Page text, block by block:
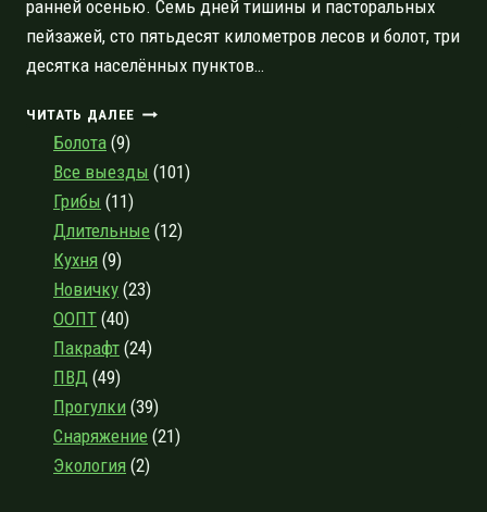
ранней осенью. Семь дней тишины и пасторальных
пейзажей, сто пятьдесят километров лесов и болот, три
десятка населённых пунктов…
ЧИТАТЬ ДАЛЕЕ РЕКА
ВЫРИЦЫ
ТОРКОВИЧЕЙ
ДНЕЙ
Болота (9)
Все выезды (101)
Грибы (11)
Длительные (12)
Кухня (9)
Новичку (23)
ООПТ (40)
Пакрафт (24)
ПВД (49)
Прогулки (39)
Снаряжение (21)
Экология (2)